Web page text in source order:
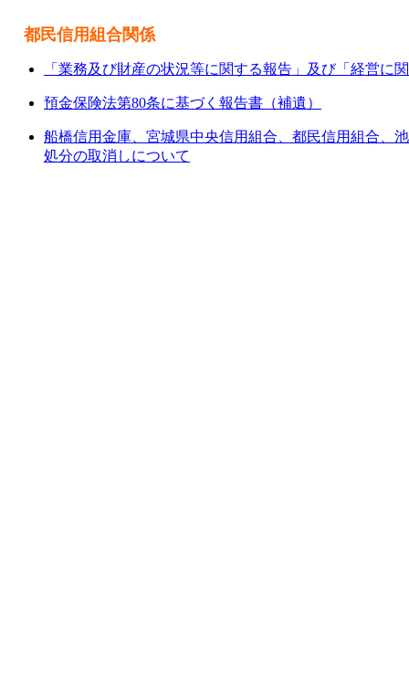
都民信用組合関係
「業務及び財産の状況等に関する報告」及び「経営に
預金保険法第80条に基づく報告書（補遺）
船橋信用金庫、宮城県中央信用組合、都民信用組合、
処分の取消しについて